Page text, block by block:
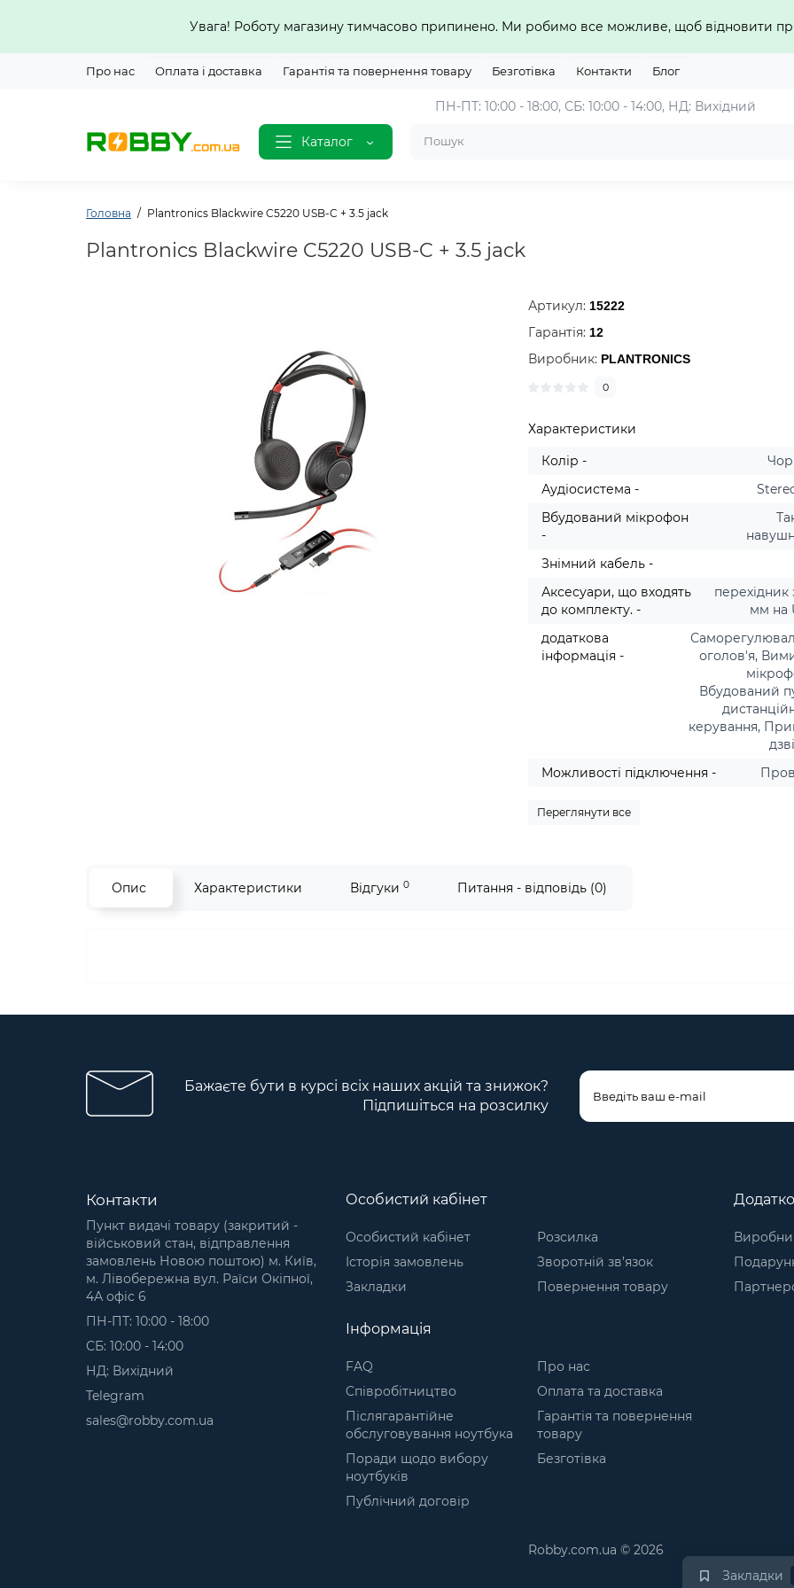
Увага! Роботу магазину тимчасово припинено. Ми робимо все можливе, щоб відновити
Закладки
Про нас Оплата і доставка Гарантія та повернення товару Безготівка Контакти Блог
Каталог
ПН-ПТ: 10:00 - 18:00, СБ: 10:00 - 14:00, НД: Вихідний
Головна Plantronics Blackwire C5220 USB-C + 3.5 jack
Plantronics Blackwire C5220 USB-C + 3.5 jack
Артикул: 15222
Гарантія: 12
Виробник: PLANTRONICS
0
Характеристики
Колір -
Аудіосистема -
Вбудований мікрофон
-
Знімний кабель -
Аксесуари, що входять
до комплекту. -
перехідник
мм на
додаткова
інформація -
оголов'я,
Вбудований
керування,
Можливості підключення -
Переглянути все
Опис Характеристики Відгуки 0 Питання - відповідь (0)
Бажаєте бути в курсі всіх наших акцій та знижок?
Підпишіться на розсилку
Контакти
Пункт видачі товару (закритий -
військовий стан, відправлення
замовлень Новою поштою) м. Київ,
м. Лівобережна вул. Раїси Окіпної,
4А офіс 6
ПН-ПТ: 10:00 - 18:00
СБ: 10:00 - 14:00
НД: Вихідний
Telegram
sales@robby.com.ua
Особистий кабінет
Особистий кабінет
Історія замовлень
Закладки
Розсилка
Зворотній зв’язок
Повернення товару
Інформація
FAQ
Cпівробітництво
Післягарантійне
обслуговування ноутбука
Поради щодо вибору
ноутбуків
Публічний договір
Про нас
Оплата та доставка
Гарантія та повернення
товару
Безготівка
Robby.com.ua © 2026